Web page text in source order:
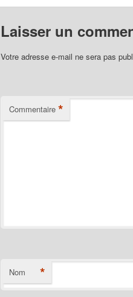
Laisser un
Votre adresse e-mail ne sera pas
Commentaire *
Nom *